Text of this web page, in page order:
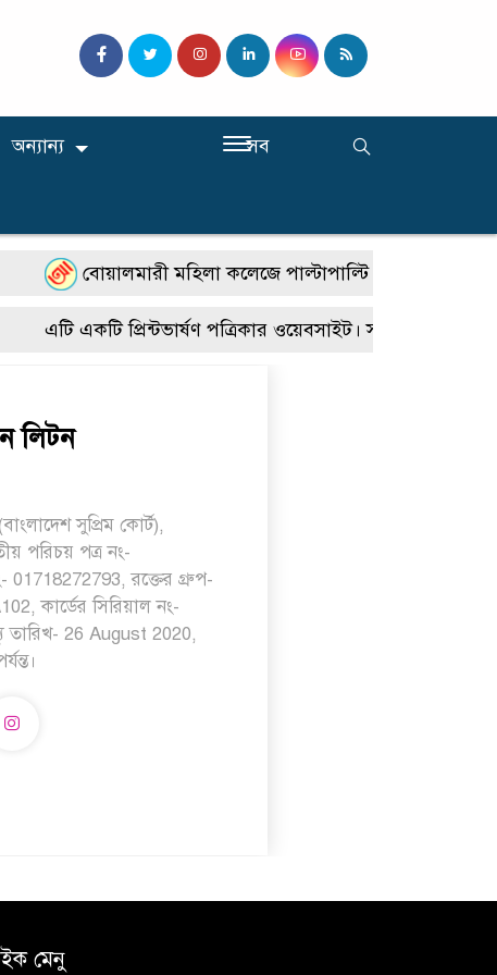
অন্যান্য সব
বোয়ালমারী মহিলা কলেজে পাল্টাপাল্টি কর্মসূচি, শিক্ষার
এটি একটি প্রিন্টভার্ষণ পত্রিকার ওয়েবসাইট। সারাদেশে
লিটন
সুপ্রিম কোর্ট),
পরিচয় পত্র নং-
রক্তের গ্রুপ-
কার্ডের সিরিয়াল নং-
26 August 2020,
মেনু